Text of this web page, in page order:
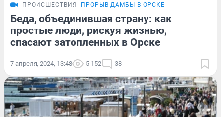
ПРОИСШЕСТВИЯ ПРОРЫВ ДАМБЫ В ОРСКЕ
Беда, объединившая страну: как
простые люди, рискуя жизнью,
спасают затопленных в Орске
7 апреля, 2024, 13:48 5 152 38